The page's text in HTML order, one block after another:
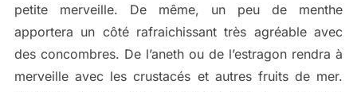
petite merveille. De même, un peu de menthe
apportera un côté rafraichissant très agréable avec
des concombres. De l’aneth ou de l’estragon rendra à
merveille avec les crustacés et autres fruits de mer.